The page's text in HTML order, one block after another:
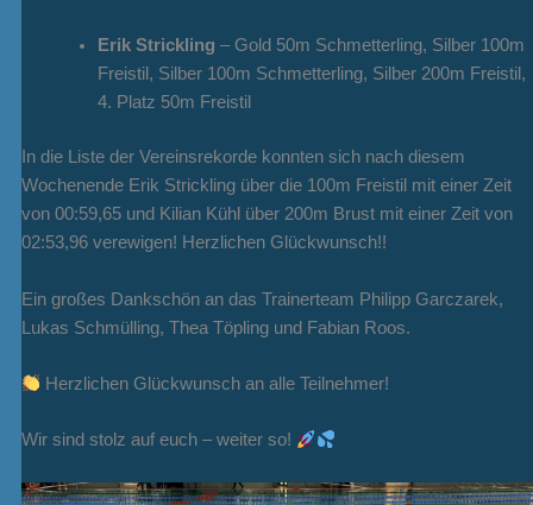
Erik Strickling – Gold 50m Schmetterling, Silber 100m
Freistil, Silber 100m Schmetterling, Silber 200m Freistil,
4. Platz 50m Freistil
In die Liste der Vereinsrekorde konnten sich nach diesem
Wochenende Erik Strickling über die 100m Freistil mit einer Zeit
von 00:59,65 und Kilian Kühl über 200m Brust mit einer Zeit von
02:53,96 verewigen! Herzlichen Glückwunsch!!
Ein großes Dankschön an das Trainerteam Philipp Garczarek,
Lukas Schmülling, Thea Töpling und Fabian Roos.
Herzlichen Glückwunsch an alle Teilnehmer!
Wir sind stolz auf euch – weiter so!